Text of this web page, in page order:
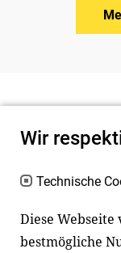
Wir
Technische
Diese
bestmögliche